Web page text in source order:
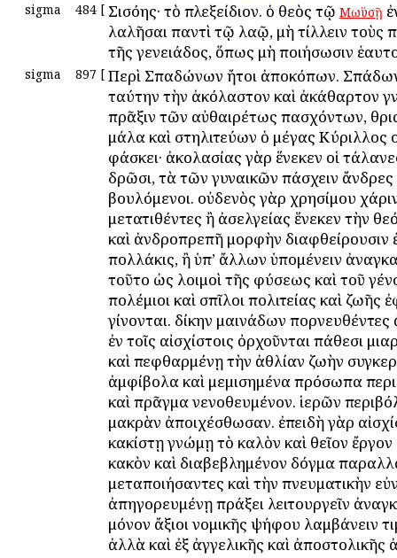
sigma 484 [ Σισόης· τὸ πλεξείδιον. ὁ θεὸς τῷ Μωϋσῇ
λαλῆσαι παντὶ τῷ λαῷ, μὴ τίλλειν τοὺς
τῆς γενειάδος, ὅπως μὴ ποιήσωσιν
sigma 897 [ Περὶ Σπαδώνων ἤτοι ἀποκόπων.
ταύτην τὴν ἀκόλαστον καὶ ἀκάθαρτον
πρᾶξιν τῶν αὐθαιρέτως πασχόντων,
μάλα καὶ στηλιτεύων ὁ μέγας Κύριλλος
φάσκει· ἀκολασίας γὰρ ἕνεκεν οἱ
δρῶσι, τὰ τῶν γυναικῶν πάσχειν ἄνδρες
βουλόμενοι. οὐδενὸς γὰρ χρησίμου
μετατιθέντες ἢ ἀσελγείας ἕνεκεν τὴν
καὶ ἀνδροπρεπῆ μορφὴν διαφθείρουσιν
πολλάκις, ἢ ὑπ’ ἄλλων ὑπομένειν
τοῦτο ὡς λοιμοὶ τῆς φύσεως καὶ τοῦ
πολέμιοι καὶ σπῖλοι πολιτείας καὶ ζωῆς
γίνονται. δίκην μαινάδων
ἐν τοῖς αἰσχίστοις ὀρχοῦνται πάθεσι
καὶ πεφθαρμένῃ τὴν ἀθλίαν ζωὴν
ἀμφίβολα καὶ μεμισημένα πρόσωπα
καὶ πρᾶγμα νενοθευμένον. ἱερῶν
μακρὰν ἀποιχέσθωσαν. ἐπειδὴ γὰρ
κακίστῃ γνώμῃ τὸ καλὸν καὶ θεῖον ἔργον
κακὸν καὶ διαβεβλημένον δόγμα
μεταποιήσαντες καὶ τὴν πνευματικὴν
ἀπηγορευμένῃ πράξει λειτουργεῖν
μόνον ἄξιοι νομικῆς ψήφου λαμβάνειν
ἀλλὰ καὶ ἐξ ἀγγελικῆς καὶ